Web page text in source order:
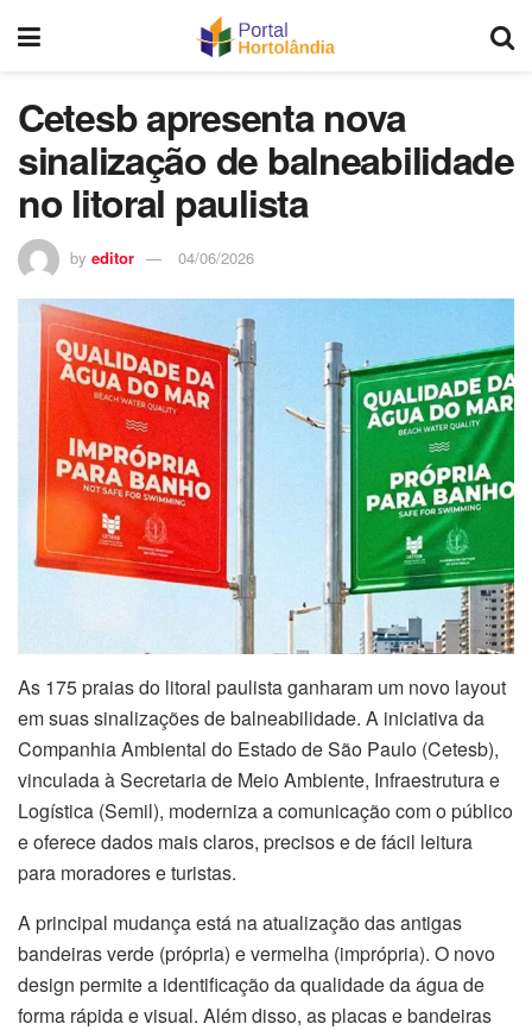
Cetesb apresenta nova
sinalização de balneabilidade
no litoral paulista
by editor 04/06/2026
As 175 praias do litoral paulista ganharam um novo layout
em suas sinalizações de balneabilidade. A iniciativa da
Companhia Ambiental do Estado de São Paulo (Cetesb),
vinculada à Secretaria de Meio Ambiente, Infraestrutura e
Logística (Semil), moderniza a comunicação com o público
e oferece dados mais claros, precisos e de fácil leitura
para moradores e turistas.
A principal mudança está na atualização das antigas
bandeiras verde (própria) e vermelha (imprópria). O novo
design permite a identificação da qualidade da água de
forma rápida e visual. Além disso, as placas e bandeiras